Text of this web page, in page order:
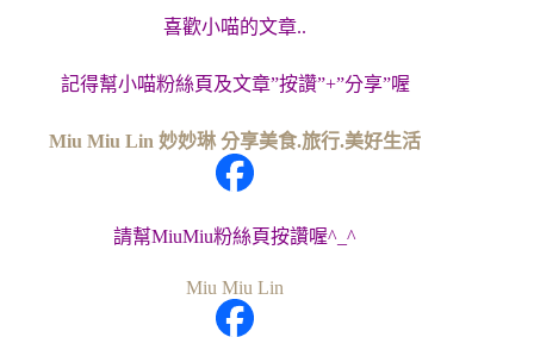
喜歡小喵的文章..
記得幫小喵粉絲頁及文章”按讚”+”分享”喔
Miu Miu Lin 妙妙琳 分享美食.旅行.美好生活
請幫MiuMiu粉絲頁按讚喔^_^
Miu Miu Lin